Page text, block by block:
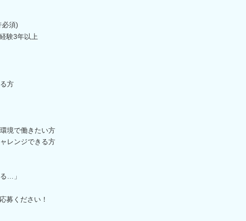
須)
験3年以上
方
境で働きたい方
レンジできる方
…」
募ください！